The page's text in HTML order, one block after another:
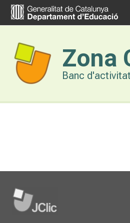
Vés
Zona
Banc